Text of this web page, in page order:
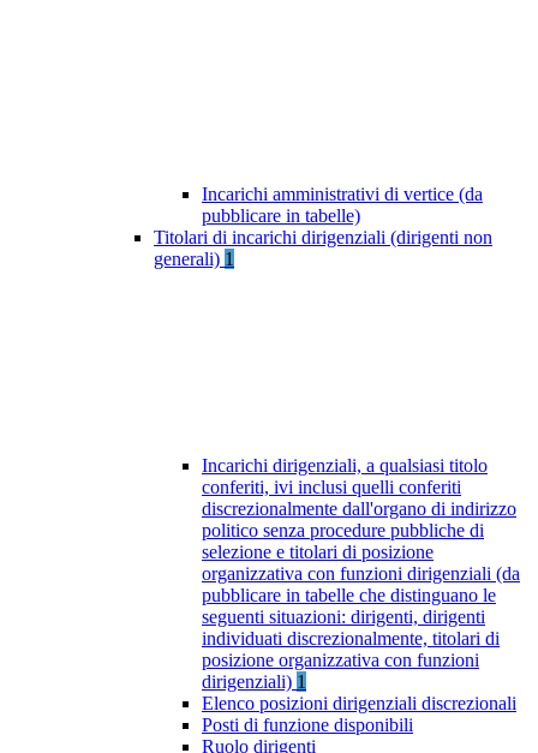
Incarichi amministrativi di vertice (da
pubblicare in tabelle)
Titolari di incarichi dirigenziali (dirigenti non
generali) 1
Incarichi dirigenziali, a qualsiasi titolo
conferiti, ivi inclusi quelli conferiti
discrezionalmente dall'organo di indirizzo
politico senza procedure pubbliche di
selezione e titolari di posizione
organizzativa con funzioni dirigenziali (da
pubblicare in tabelle che distinguano le
seguenti situazioni: dirigenti, dirigenti
individuati discrezionalmente, titolari di
posizione organizzativa con funzioni
dirigenziali) 1
Elenco posizioni dirigenziali discrezionali
Posti di funzione disponibili
Ruolo dirigenti